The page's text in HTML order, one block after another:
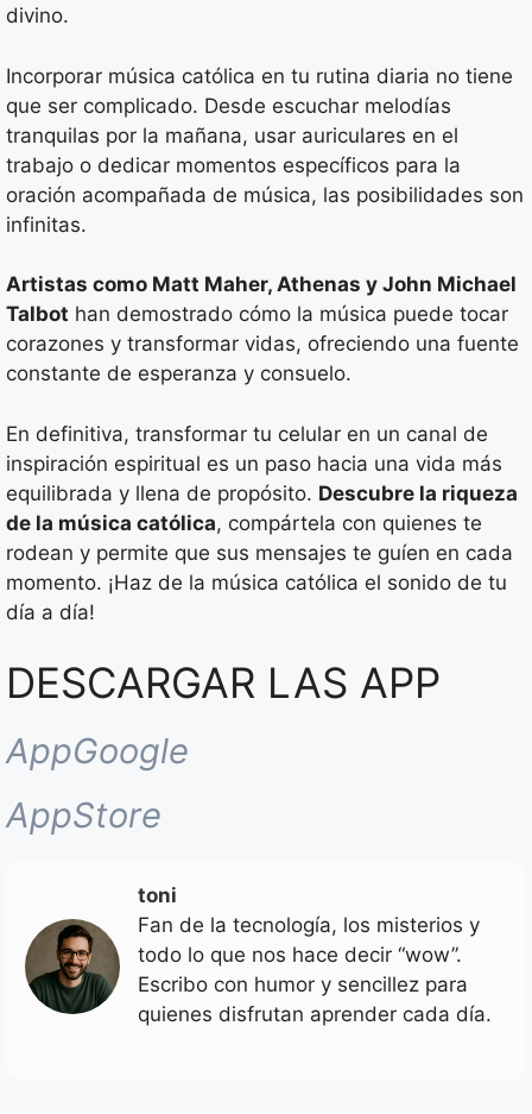
divino.
Incorporar música católica en tu rutina diaria no tiene
que ser complicado. Desde escuchar melodías
tranquilas por la mañana, usar auriculares en el
trabajo o dedicar momentos específicos para la
oración acompañada de música, las posibilidades son
infinitas.
Artistas como Matt Maher, Athenas y John Michael
Talbot han demostrado cómo la música puede tocar
corazones y transformar vidas, ofreciendo una fuente
constante de esperanza y consuelo.
En definitiva, transformar tu celular en un canal de
inspiración espiritual es un paso hacia una vida más
equilibrada y llena de propósito. Descubre la riqueza
de la música católica, compártela con quienes te
rodean y permite que sus mensajes te guíen en cada
momento. ¡Haz de la música católica el sonido de tu
día a día!
DESCARGAR LAS APP
AppGoogle
AppStore
toni
Fan de la tecnología, los misterios y
todo lo que nos hace decir “wow”.
Escribo con humor y sencillez para
quienes disfrutan aprender cada día.